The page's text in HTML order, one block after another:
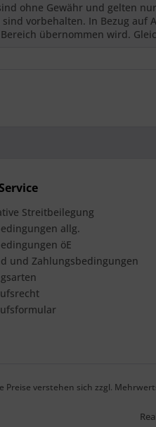
ohne Gewähr und gelten
vorbehalten. In Bezug
übernommen wird.
Streitbeilegung
allg.
öE
und Zahlungsbedingungen
Preise verstehen sich zzgl.